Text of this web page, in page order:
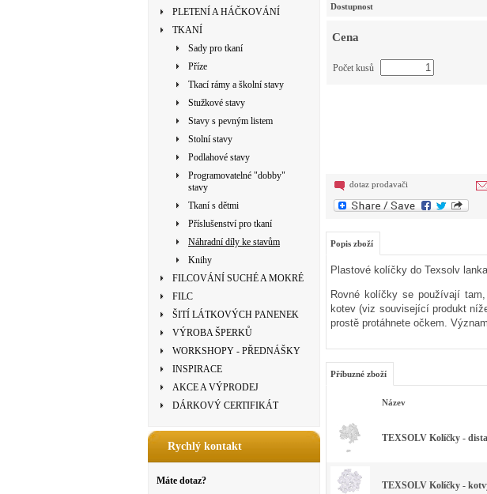
PLETENÍ A HÁČKOVÁNÍ
TKANÍ
Sady pro tkaní
Příze
Tkací rámy a školní stavy
Stužkové stavy
Stavy s pevným listem
Stolní stavy
Podlahové stavy
Programovatelné "dobby"
stavy
Tkaní s dětmi
Příslušenství pro tkaní
Náhradní díly ke stavům
Knihy
FILCOVÁNÍ SUCHÉ A MOKRÉ
FILC
ŠITÍ LÁTKOVÝCH PANENEK
VÝROBA ŠPERKŮ
WORKSHOPY - PŘEDNÁŠKY
INSPIRACE
AKCE A VÝPRODEJ
DÁRKOVÝ CERTIFIKÁT
Rychlý kontakt
Máte dotaz?
Dostupnost
Cena
Počet kusů
dotaz prodavači
Popis zboží
Plastové kolíčky do Texsolv
Rovné kolíčky se používají
kotev (viz související produkt
prostě protáhnete očkem.
Příbuzné zboží
Název
TEXSOLV Kolíčky -
TEXSOLV Kolíčky -